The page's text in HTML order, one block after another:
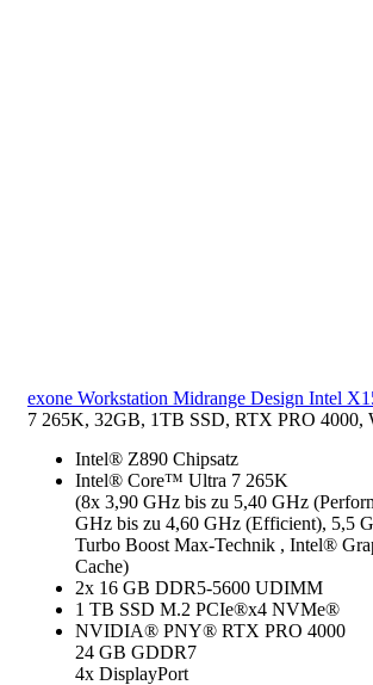
exone Workstation Midrange Design Intel
7 265K, 32GB, 1TB SSD, RTX PRO 4000,
Intel® Z890 Chipsatz
Intel® Core™ Ultra 7 265K
(8x 3,90 GHz bis zu 5,40 GHz
GHz bis zu 4,60 GHz (Efficient), 5,5
Turbo Boost Max-Technik , Intel®
Cache)
2x 16 GB DDR5-5600 UDIMM
1 TB SSD M.2 PCIe®x4 NVMe®
NVIDIA® PNY® RTX PRO 4000
24 GB GDDR7
4x DisplayPort